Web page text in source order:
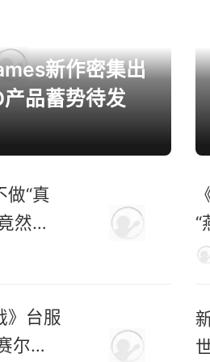
新作密集出
品蓄势待发
做“真
然
“
》台服
尔